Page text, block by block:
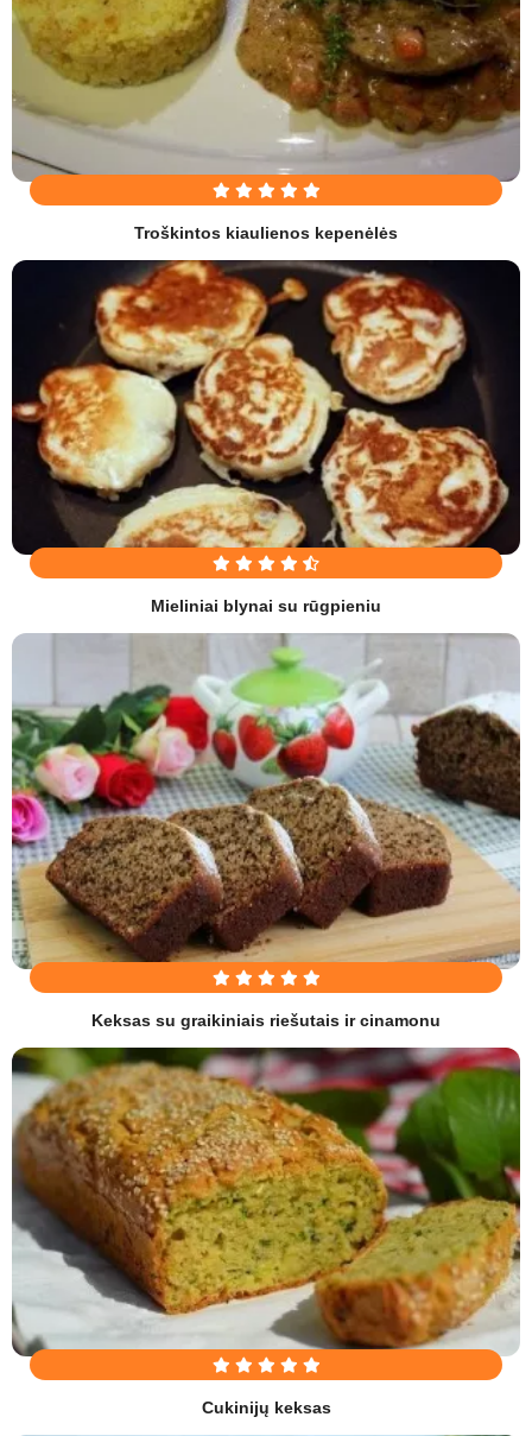
Troškintos kiaulienos kepenėlės
Mieliniai blynai su rūgpieniu
Keksas su graikiniais riešutais ir cinamonu
Cukinijų keksas